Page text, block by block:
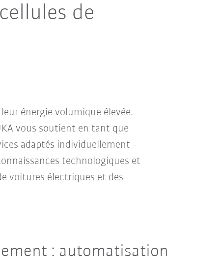
de
énergie volumique élevée.
vous soutient en tant que
adaptés individuellement -
technologiques et
voitures électriques et des
: automatisation